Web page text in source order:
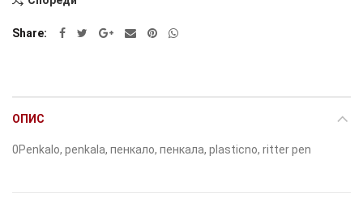
Share
ОПИС
0Penkalo, penkala, пенкало, пенкала, plasticno, ritter pen